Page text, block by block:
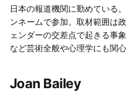
日本の報道機関に勤めている
ンネームで参加。取材範囲は
ェンダーの交差点で起きる事
など芸術全般や心理学にも関
Joan Bailey